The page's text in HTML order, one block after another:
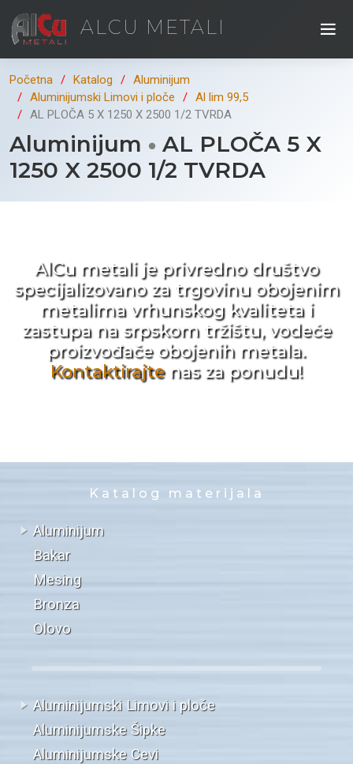
ALCU METALI
Početna Katalog
Aluminijum
Aluminijumski Limovi i ploče
Al lim 99,5
AL PLOČA 5 X 1250 X 2500 1/2 TVRDA
Aluminijum
AL PLOČA 5 X
1250 X 2500 1/2 TVRDA
AlCu metali je privredno društvo
specijalizovano za trgovinu obojenim
metalima vrhunskog kvaliteta i
zastupa na srpskom tržištu, vodeće
proizvođače obojenih metala.
Kontaktirajtenas za ponudu!
Katalog materijala
Aluminijum
Bakar
Mesing
Bronza
Olovo
Aluminijumski Limovi i ploče
Aluminijumske Šipke
Aluminijumske Cevi